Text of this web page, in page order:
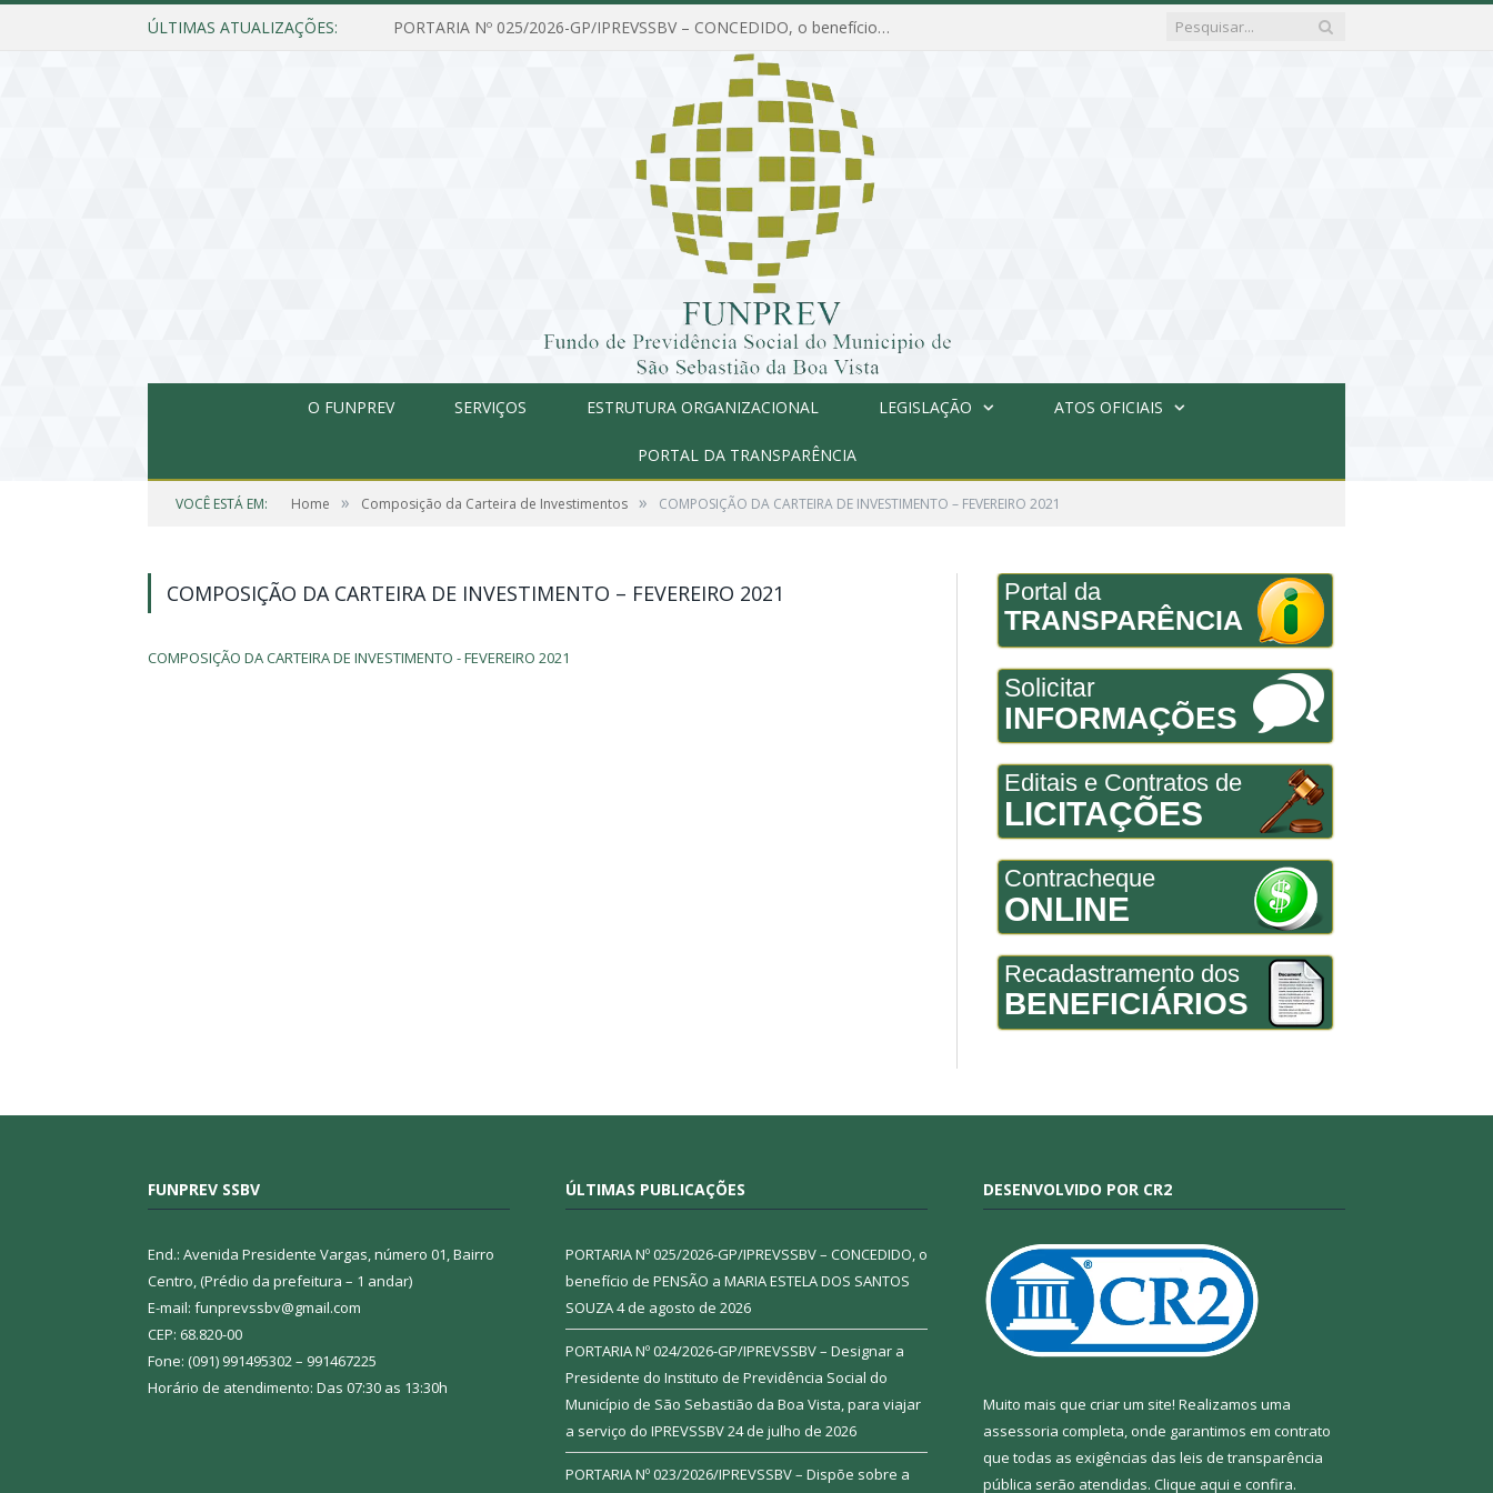
ÚLTIMAS ATUALIZAÇÕES: PORTARIA Nº 025/2026-GP/IPREVSSBV – CONCEDIDO, o benefício de PENSÃO a MARIA ESTELA DOS SANTOS SOUZA
O FUNPREV SERVIÇOS ESTRUTURA ORGANIZACIONAL LEGISLAÇÃO ATOS OFICIAIS
PORTAL DA TRANSPARÊNCIA
VOCÊ ESTÁ EM: Home » Composição da Carteira de Investimentos » COMPOSIÇÃO DA CARTEIRA DE INVESTIMENTO – FEVEREIRO 2021
COMPOSIÇÃO DA CARTEIRA DE INVESTIMENTO – FEVEREIRO 2021
COMPOSIÇÃO DA CARTEIRA DE INVESTIMENTO - FEVEREIRO 2021
Portal da
TRANSPARÊNCIA
Solicitar
INFORMAÇÕES
Editais e Contratos de
LICITAÇÕES
Contracheque
ONLINE
Recadastramento dos
BENEFICIÁRIOS
FUNPREV SSBV
End.: Avenida Presidente Vargas, número 01, Bairro
Centro, (Prédio da prefeitura – 1 andar)
E-mail: funprevssbv@gmail.com
CEP: 68.820-00
Fone: (091) 991495302 – 991467225
Horário de atendimento: Das 07:30 as 13:30h
ÚLTIMAS PUBLICAÇÕES
PORTARIA Nº 025/2026-GP/IPREVSSBV – CONCEDIDO, o
benefício de PENSÃO a MARIA ESTELA DOS SANTOS
SOUZA4 de agosto de 2026
PORTARIA Nº 024/2026-GP/IPREVSSBV – Designar a
Presidente do Instituto de Previdência Social do
Município de São Sebastião da Boa Vista, para viajar
a serviço do IPREVSSBV24 de julho de 2026
PORTARIA Nº 023/2026/IPREVSSBV – Dispõe sobre a
DESENVOLVIDO POR CR2
Muito mais que criar um site! Realizamos uma
assessoria completa, onde garantimos em contrato
que todas as exigências das leis de transparência
pública serão atendidas. Clique aqui e confira.